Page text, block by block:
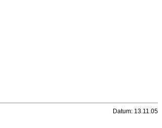
Datum: 13.11.05